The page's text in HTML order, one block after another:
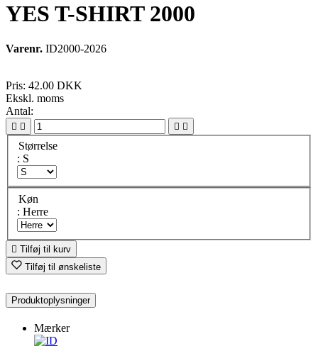
YES T-SHIRT 2000
Varenr. ID2000-2026
Pris: 42.00 DKK
Ekskl. moms
Antal:
   
Størrelse
: S
Køn
: Herre
 Tilføj til kurv
Tilføj til ønskeliste
Produktoplysninger
Mærker